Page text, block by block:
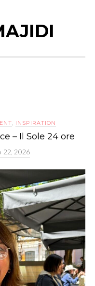
, INSPIRATION
– Il Sole 24 ore
22, 2026